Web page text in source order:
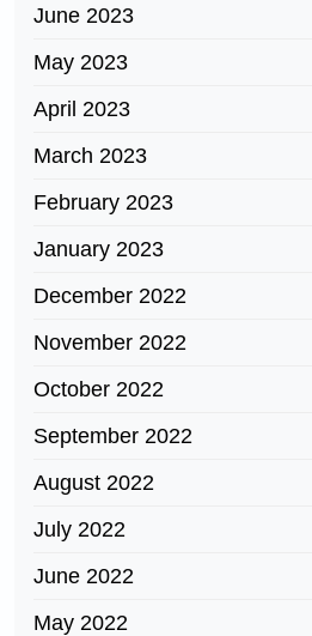
June 2023
May 2023
April 2023
March 2023
February 2023
January 2023
December 2022
November 2022
October 2022
September 2022
August 2022
July 2022
June 2022
May 2022